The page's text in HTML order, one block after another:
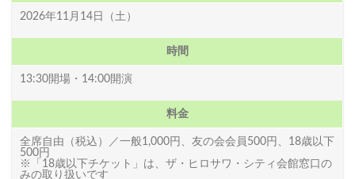
2026年11月14日（土）
時間
13:30開場・14:00開演
料金
全席自由（税込）／一般1,000円、友の会会員500円、18歳以下
500円
※「18歳以下チケット」は、ザ・ヒロサワ・シティ会館窓口の
みの取り扱いです